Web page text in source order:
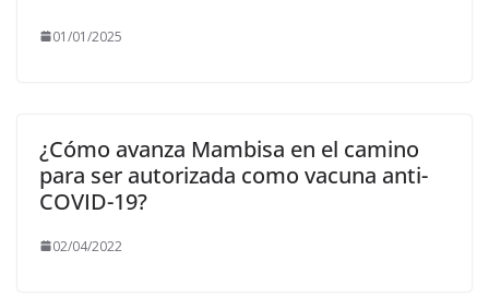
01/01/2025
¿Cómo avanza Mambisa en el camino
para ser autorizada como vacuna anti-
COVID-19?
02/04/2022